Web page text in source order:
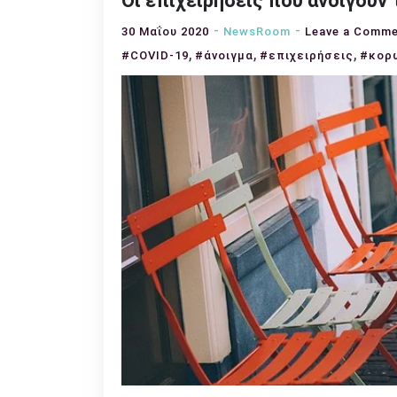
30 Μαΐου 2020 NewsRoom Leave a
#COVID-19, #άνοιγμα, #επιχειρήσεις ,